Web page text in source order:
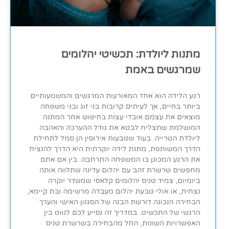
מתנות ליולדת: תכשיטי יהלומים
שמרגשים באמת
רגע הלידה הוא אחד המאורעות המרגשים והמשמעותיים
ביותר בחיים, אך לעיתים קרובות בני זוג ובני משפחה
מוצאים את עצמם אובדי עצות בחיפוש אחר המתנה
המושלמת שתצליח לבטא את גודל ההערכה והאהבה
ליולדת הטרייה. בעוד שטבעות אירוסין הן סמל לתחילת
הדרך המשותפת, מתנת לידה יוקרתית היא הדרך להנציח
את הרגע המכונן בו המשפחה התרחבה. בין אם אתם
מחפשים שרשרת זהב עם יהלום עדינה שתלווה אותה
ביומיום, צמיד טניס יהלומים קלאסי שמשדר יוקרה
נצחית, או אולי טבעת יהלום מעבדה מרשימה ובת קיימא,
הבחירה הנכונה דורשת הבנה של הסגנון האישי והערך
הרגשי של התכשיט. במדריך זה נסייע לכם לנווט בין
האפשרויות השונות, החל מהבחירה בשרשרת טניס